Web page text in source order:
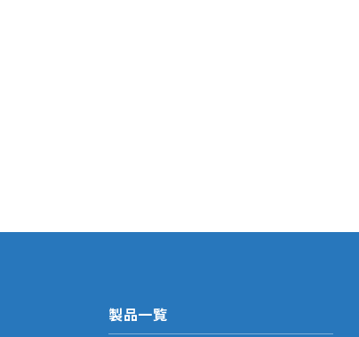
製品一覧